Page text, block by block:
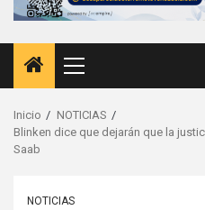
Menú
principal
Inicio
NOTICIAS
Blinken dice que dejarán que la
Saab
NOTICIAS